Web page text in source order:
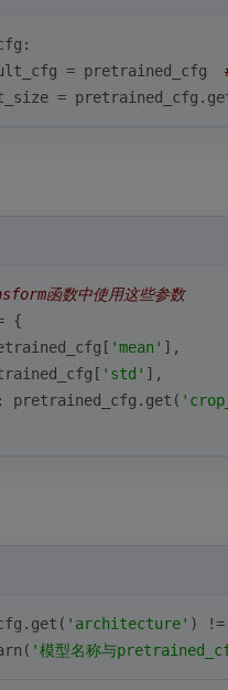
= pretrained_cfg
=
函数中使用这些参数
{
'mean' ],
'std' ],
: pretrained_cfg.get(
'architecture' ) !=
'模型名称与